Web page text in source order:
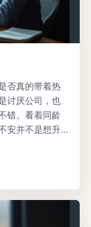
否真的带着热
讨厌公司，也
错。看着同龄
安并不是想升
真正燃烧
加了团队和
减少。